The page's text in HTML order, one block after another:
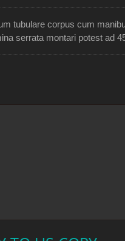
tubulare corpus cum
serrata montari potest ad
ad secandum metallum.